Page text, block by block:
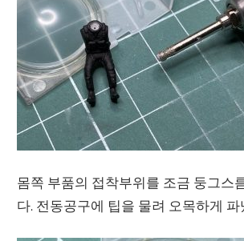
몸쪽 부품의 접착부위를 조금 둥그스
다. 전동공구에 팁을 물려 오목하게 파